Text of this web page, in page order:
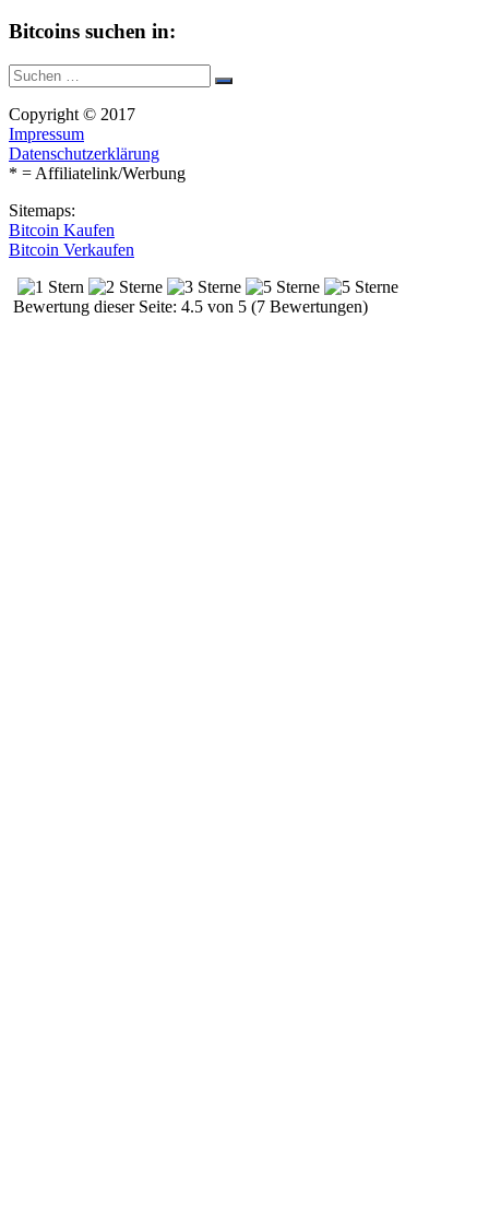
Bitcoins suchen in:
Suche
nach:
Suchen
Copyright © 2017
Impressum
Datenschutzerklärung
* = Affiliatelink/Werbung
Sitemaps:
Bitcoin Kaufen
Bitcoin Verkaufen
Bewertung dieser Seite: 4.5 von 5 (7 Bewertungen)